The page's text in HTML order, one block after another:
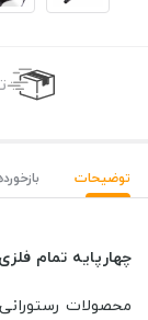
توضیحات
چهارپایه تمام
محصولات